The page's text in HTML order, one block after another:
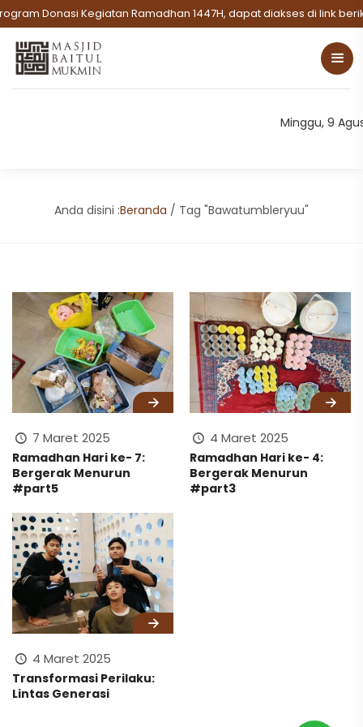
Donasi Kegiatan Ramadhan 1447H, dapat diakses di link
Minggu, 9
Anda disini :Beranda / Tag "Bawatumbleryuu"
7 Maret 2025
Ramadhan Hari ke- 7:
Bergerak Menurun
#part5
4 Maret 2025
Ramadhan Hari ke- 4:
Bergerak Menurun
#part3
4 Maret 2025
Transformasi Perilaku:
Lintas Generasi